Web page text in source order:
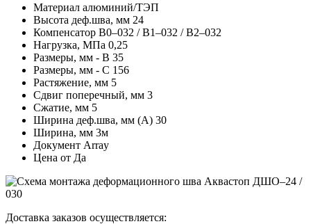
Материал алюминий/ТЭП
Высота деф.шва, мм 24
Компенсатор В0–032 / В1–032 / В2–032
Нагрузка, МПа 0,25
Размеры, мм - В 35
Размеры, мм - С 156
Растяжение, мм 5
Сдвиг поперечный, мм 3
Сжатие, мм 5
Ширина деф.шва, мм (А) 30
Ширина, мм 3м
Документ Array
Цена от Да
Доставка заказов осуществляется: